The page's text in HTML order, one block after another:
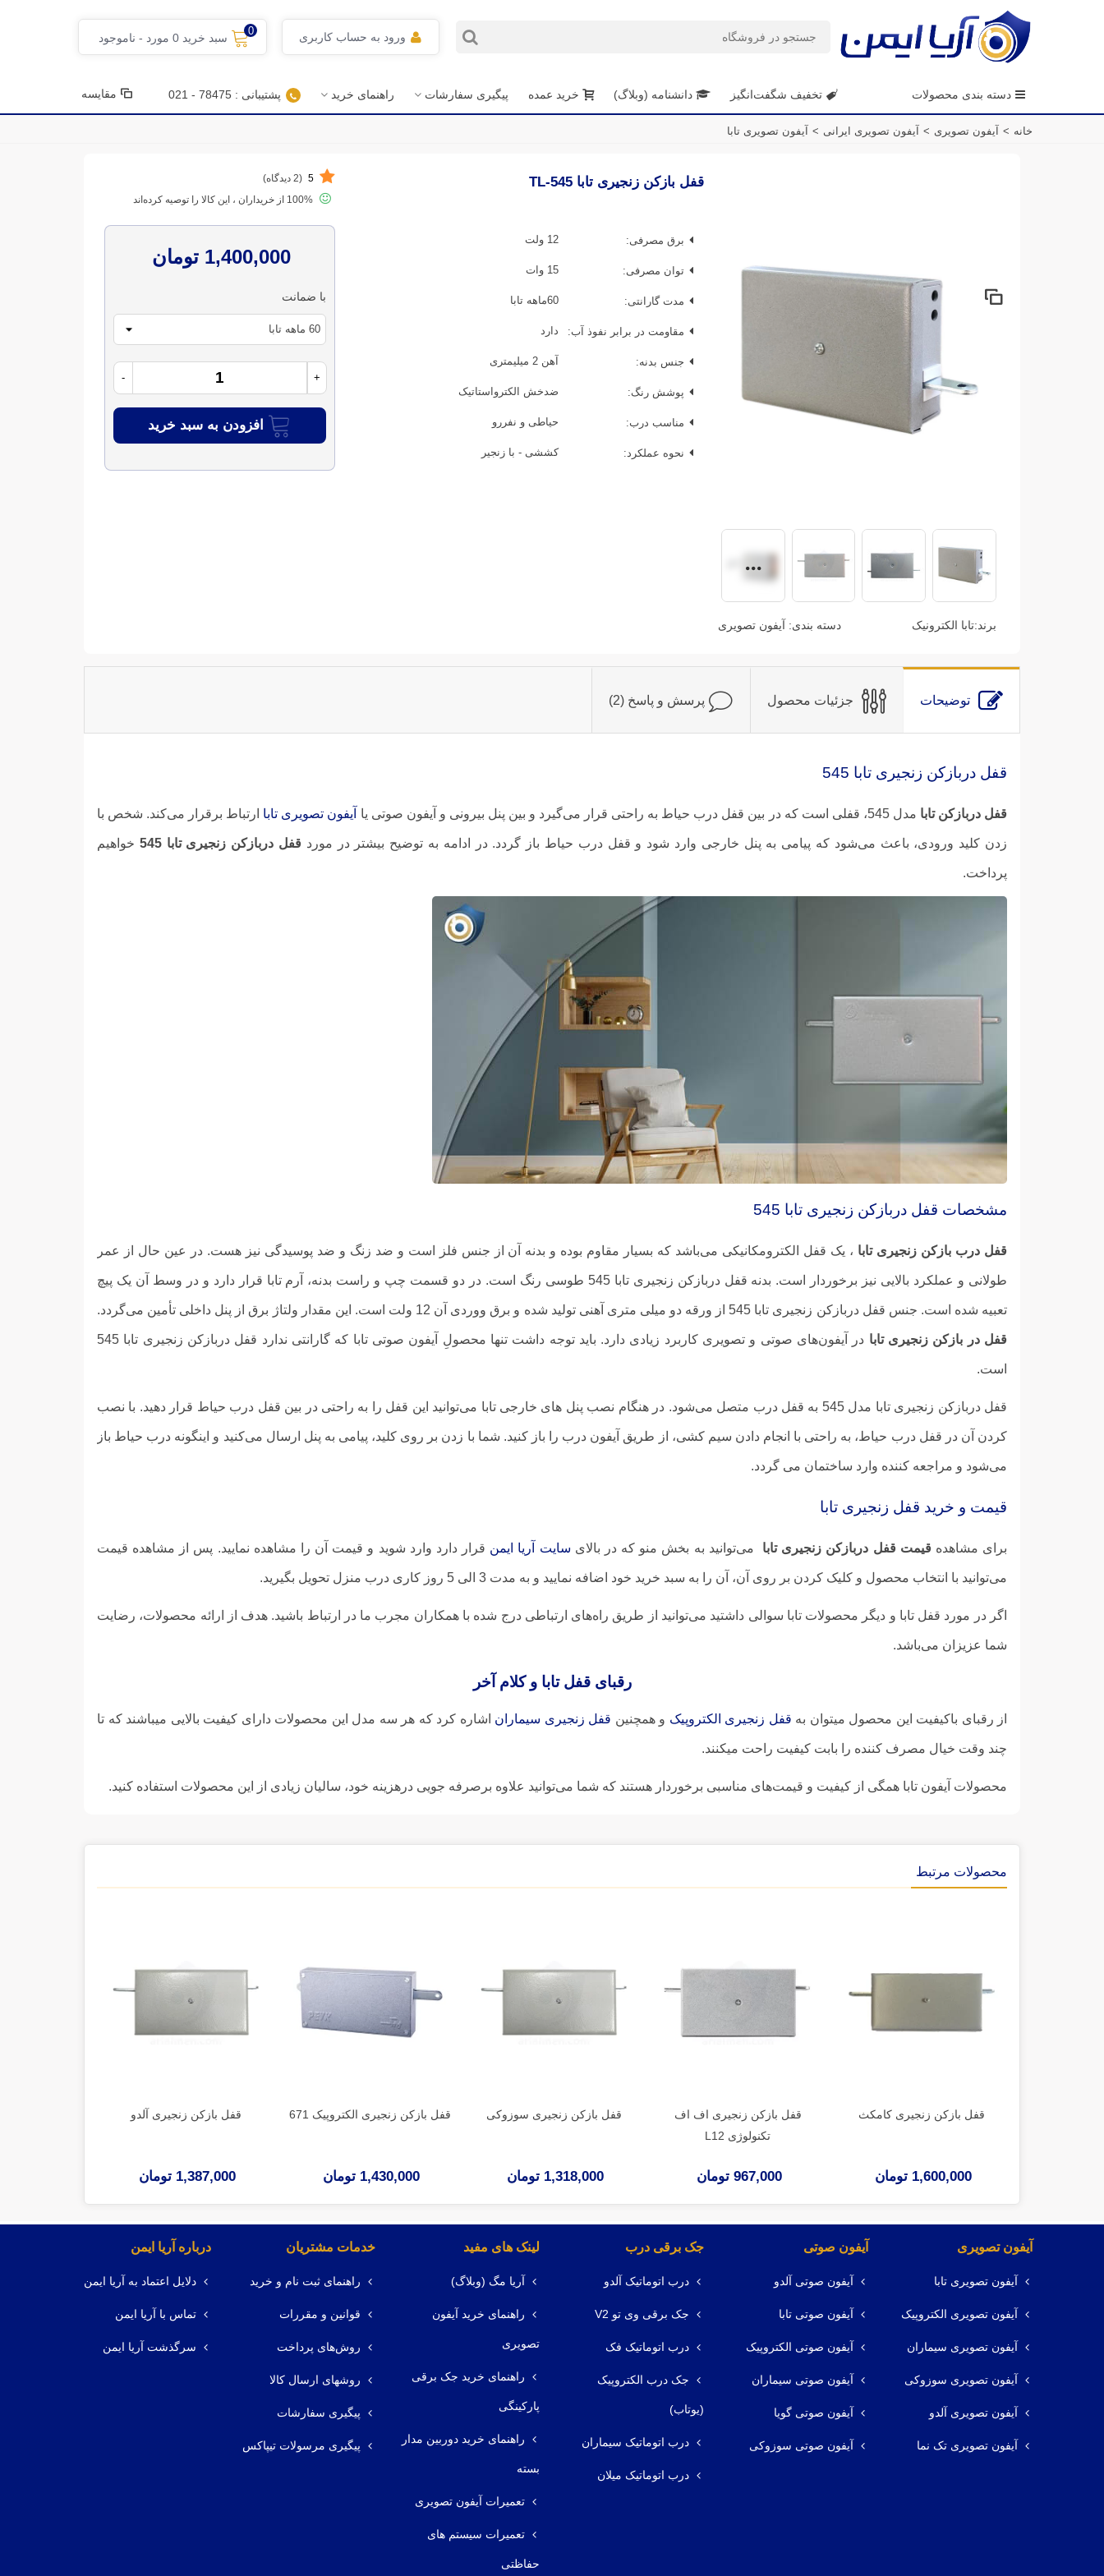
ورود به حساب کاربری
0
سبد خرید 0 مورد - ناموجود
دسته بندی محصولات تخفیف شگفت‌انگیز دانشنامه (وبلاگ) خرید عمده پیگیری سفارشات راهنمای خرید پشتیبانی : 78475 - 021 مقایسه
خانه > آیفون تصویری > آیفون تصویری ایرانی > آیفون تصویری تابا
برند:تابا الکترونیک دسته بندی: آیفون تصویری
قفل بازکن زنجیری تابا TL-545 5 (2 دیدگاه)
برق مصرفی: 12 ولت
توان مصرفی: 15 وات
مدت گارانتی: 60ماهه تابا
مقاومت در برابر نفوذ آب: دارد
جنس بدنه: آهن 2 میلیمتری
پوشش رنگ: ضدخش الکترواستاتیک
مناسب درب: حیاطی و نفررو
نحوه عملکرد: کششی - با زنجیر
1,400,000 تومان
با ضمانت
- +
افزودن به سبد خرید
توضیحات جزئیات محصول پرسش و پاسخ (2)
قفل دربازکن زنجیری تابا 545
قفل دربازکن تابا مدل 545، قفلی است که در بین قفل درب حیاط به راحتی قرار می‌گیرد و بین پنل بیرونی و آیفون صوتی یا آیفون تصویری تابا ارتباط برقرار می‌کند. شخص با
زدن کلید ورودی، باعث می‌شود که پیامی به پنل خارجی وارد شود و قفل درب حیاط باز گردد. در ادامه به توضیح بیشتر در مورد قفل دربازکن زنجیری تابا 545 خواهیم
پرداخت.
مشخصات قفل دربازکن زنجیری تابا 545
قفل درب بازکن زنجیری تابا ، یک قفل الکترومکانیکی می‌باشد که بسیار مقاوم بوده و بدنه آن از جنس فلز است و ضد زنگ و ضد پوسیدگی نیز هست. در عین حال از عمر
طولانی و عملکرد بالایی نیز برخوردار است. بدنه قفل دربازکن زنجیری تابا 545 طوسی رنگ است. در دو قسمت چپ و راست بدنه، آرم تابا قرار دارد و در وسط آن یک پیچ
تعبیه شده است. جنس قفل دربازکن زنجیری تابا 545 از ورقه دو میلی متری آهنی تولید شده و برق ووردی آن 12 ولت است. این مقدار ولتاژ برق از پنل داخلی تأمین می‌گردد.
قفل در بازکن زنجیری تابا در آیفون‌های صوتی و تصویری کاربرد زیادی دارد. باید توجه داشت تنها محصولِ آیفون صوتی تابا که گارانتی ندارد قفل دربازکن زنجیری تابا 545
است.
قفل دربازکن زنجیری تابا مدل 545 به قفل درب متصل می‌شود. در هنگام نصب پنل های خارجی تابا می‌توانید این قفل را به راحتی در بین قفل درب حیاط قرار دهید. با نصب
کردن آن در قفل درب حیاط، به راحتی با انجام دادن سیم کشی، از طریق آیفون درب را باز کنید. شما با زدن بر روی کلید، پیامی به پنل ارسال می‌کنید و اینگونه درب حیاط باز
می‌شود و مراجعه کننده وارد ساختمان می گردد.
قیمت و خرید قفل زنجیری تابا
برای مشاهده قیمت قفل دربازکن زنجیری تابا می‌توانید به بخش منو که در بالای سایت آریا ایمن قرار دارد وارد شوید و قیمت آن را مشاهده نمایید. پس از مشاهده قیمت
می‌توانید با انتخاب محصول و کلیک کردن بر روی آن، آن را به سبد خرید خود اضافه نمایید و به مدت 3 الی 5 روز کاری درب منزل تحویل بگیرید.
اگر در مورد قفل تابا و دیگر محصولات تابا سوالی داشتید می‌توانید از طریق راه‌های ارتباطی درج شده با همکاران مجرب ما در ارتباط باشید. هدف از ارائه محصولات، رضایت
شما عزیزان می‌باشد.
رقبای قفل تابا و کلام آخر
از رقبای باکیفیت این محصول میتوان به قفل زنجیری الکتروپیک و همچنین قفل زنجیری سیماران اشاره کرد که هر سه مدل این محصولات دارای کیفیت بالایی میباشند که تا
چند وقت خیال مصرف کننده را بابت کیفیت راحت میکنند.
محصولات آیفون تابا همگی از کیفیت و قیمت‌های مناسبی برخوردار هستند که شما می‌توانید علاوه برصرفه جویی درهزینه خود، سالیان زیادی از این محصولات استفاده کنید.
محصولات مرتبط
قفل بازکن زنجیری کامکث
1,600,000 تومان
قفل بازکن زنجیری اف اف
تکنولوژی L12
967,000 تومان
قفل بازکن زنجیری سوزوکی
1,318,000 تومان
قفل بازکن زنجیری الکتروپیک 671
1,430,000 تومان
قفل بازکن زنجیری آلدو
1,387,000 تومان
آیفون تصویری
آیفون تصویری تابا
آیفون تصویری الکتروپیک
آیفون تصویری سیماران
آیفون تصویری سوزوکی
آیفون تصویری آلدو
آیفون تصویری تک نما
آیفون صوتی
آیفون صوتی آلدو
آیفون صوتی تابا
آیفون صوتی الکتروپیک
آیفون صوتی سیماران
آیفون صوتی گویا
آیفون صوتی سوزوکی
جک برقی درب
درب اتوماتیک آلدو
جک برقی وی تو V2
درب اتوماتیک فک
جک درب الکتروپیک
(یوتاب)
درب اتوماتیک سیماران
درب اتوماتیک میلان
لینک های مفید
آریا مگ (وبلاگ)
راهنمای خرید آیفون
تصویری
راهنمای خرید جک برقی
پارکینگی
راهنمای خرید دوربین مدار
بسته
تعمیرات آیفون تصویری
تعمیرات سیستم های
حفاظتی
خدمات مشتریان
راهنمای ثبت نام و خرید
قوانین و مقررات
روش‌های پرداخت
روشهای ارسال کالا
پیگیری سفارشات
پیگیری مرسولات تیپاکس
درباره آریا ایمن
دلایل اعتماد به آریا ایمن
تماس با آریا ایمن
سرگذشت آریا ایمن